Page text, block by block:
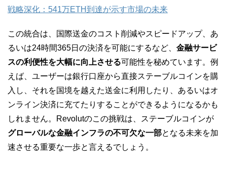
戦略深化：541万ETH到達が示す市場の未来
この統合は、国際送金のコスト削減やスピードアップ、あ
るいは24時間365日の決済を可能にするなど、 金融サービ
スの利便性を大幅に向上させる可能性を秘めています。例
えば、ユーザーは銀行口座から直接ステーブルコインを購
入し、それを国境を越えた送金に利用したり、あるいはオ
ンライン決済に充てたりすることができるようになるかも
しれません。Revolutのこの挑戦は、ステーブルコインが
グローバルな金融インフラの不可欠な一部となる未来を加
速させる重要な一歩と言えるでしょう。